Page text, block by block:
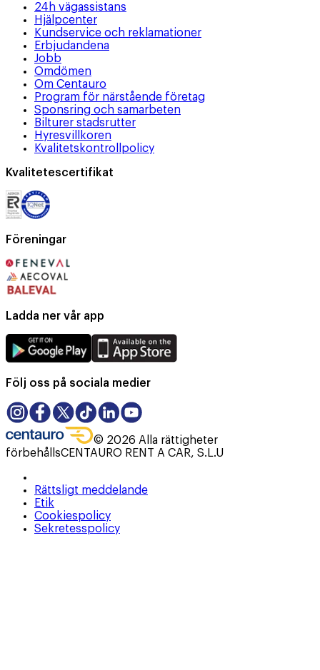
24h vägassistans
Hjälpcenter
Kundservice och reklamationer
Erbjudandena
Jobb
Omdömen
Om Centauro
Program för närstående företag
Sponsring och samarbeten
Bilturer stadsrutter
Hyresvillkoren
Kvalitetskontrollpolicy
Kvalitetescertifikat
Föreningar
Ladda ner vår app
Följ oss på sociala medier
© 2026 Alla rättigheter
förbehållsCENTAURO RENT A CAR, S.L.U
Rättsligt meddelande
Etik
Cookiespolicy
Sekretesspolicy